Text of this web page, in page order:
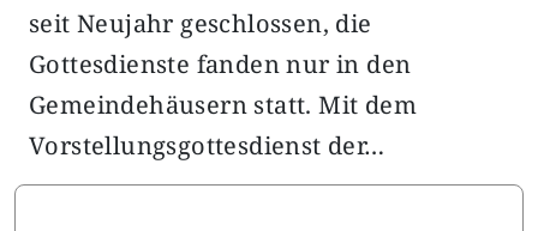
seit Neujahr geschlossen, die
Gottesdienste fanden nur in den
Gemeindehäusern statt. Mit dem
Vorstellungsgottesdienst der…